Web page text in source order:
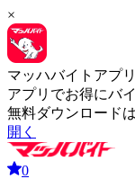
×
マッハバイトアプリ
アプリでお得にバ
無料ダウンロード
開く
0